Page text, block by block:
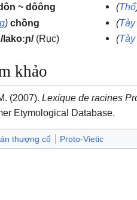
~ dôông
) chồng
/lakoːɲ/(Rục)
(Thổ
(
(
khảo
(2007).Lexique de racines
Etymological Database.
thượng cổ Proto-Vietic